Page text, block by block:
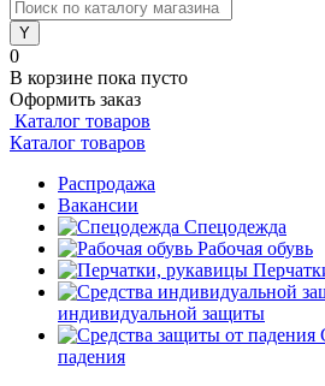
0
В корзине пока пусто
Оформить заказ
Каталог товаров
Каталог товаров
Распродажа
Вакансии
Спецодежда
Рабочая обувь
индивидуальной защиты
падения